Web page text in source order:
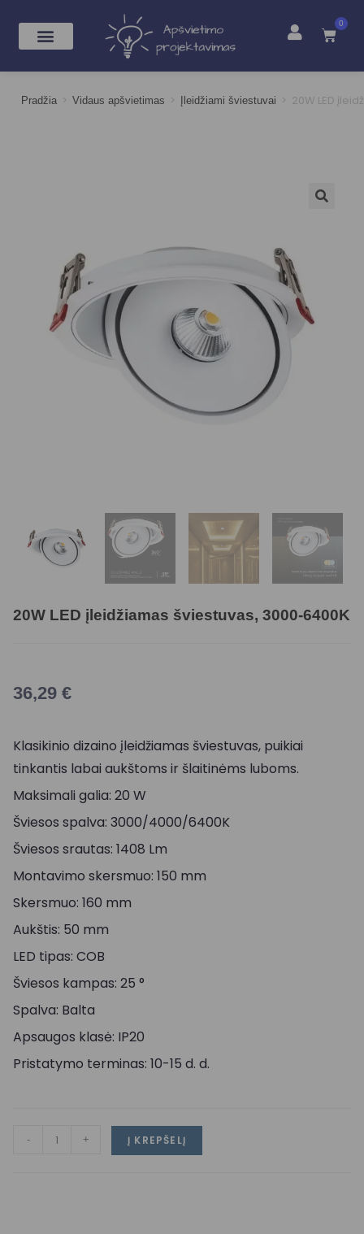
0
Pradžia > Vidaus apšvietimas > Įleidžiami šviestuvai > 20W LED
20W LED įleidžiamas šviestuvas, 3000-6400K
36,29 €
Klasikinio dizaino įleidžiamas šviestuvas, puikiai
tinkantis labai aukštoms ir šlaitinėms luboms.
Maksimali galia: 20 W
Šviesos spalva: 3000/4000/6400K
Šviesos srautas: 1408 Lm
Montavimo skersmuo: 150 mm
Skersmuo: 160 mm
Aukštis: 50 mm
LED tipas: COB
Šviesos kampas: 25 °
Spalva: Balta
Apsaugos klasė: IP20
Pristatymo terminas: 10-15 d. d.
- + Į KREPŠELĮ